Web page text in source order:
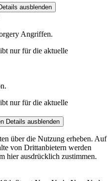
ausblenden
Angriffen.
nur für die aktuelle
nur für die aktuelle
Details ausblenden
über die Nutzung erheben. Auf
von Drittanbietern werden
hier ausdrücklich zustimmen.